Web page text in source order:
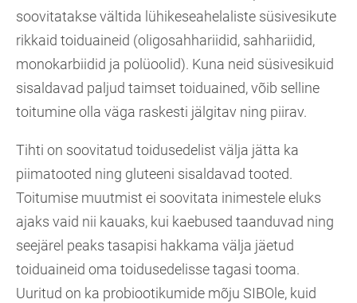
soovitatakse vältida lühikeseahelaliste süsivesikute
rikkaid toiduaineid (oligosahhariidid, sahhariidid,
monokarbiidid ja polüoolid). Kuna neid süsivesikuid
sisaldavad paljud taimset toiduained, võib selline
toitumine olla väga raskesti jälgitav ning piirav.
Tihti on soovitatud toidusedelist välja jätta ka
piimatooted ning gluteeni sisaldavad tooted.
Toitumise muutmist ei soovitata inimestele eluks
ajaks vaid nii kauaks, kui kaebused taanduvad ning
seejärel peaks tasapisi hakkama välja jäetud
toiduaineid oma toidusedelisse tagasi tooma.
Uuritud on ka probiootikumide mõju SIBOle, kuid